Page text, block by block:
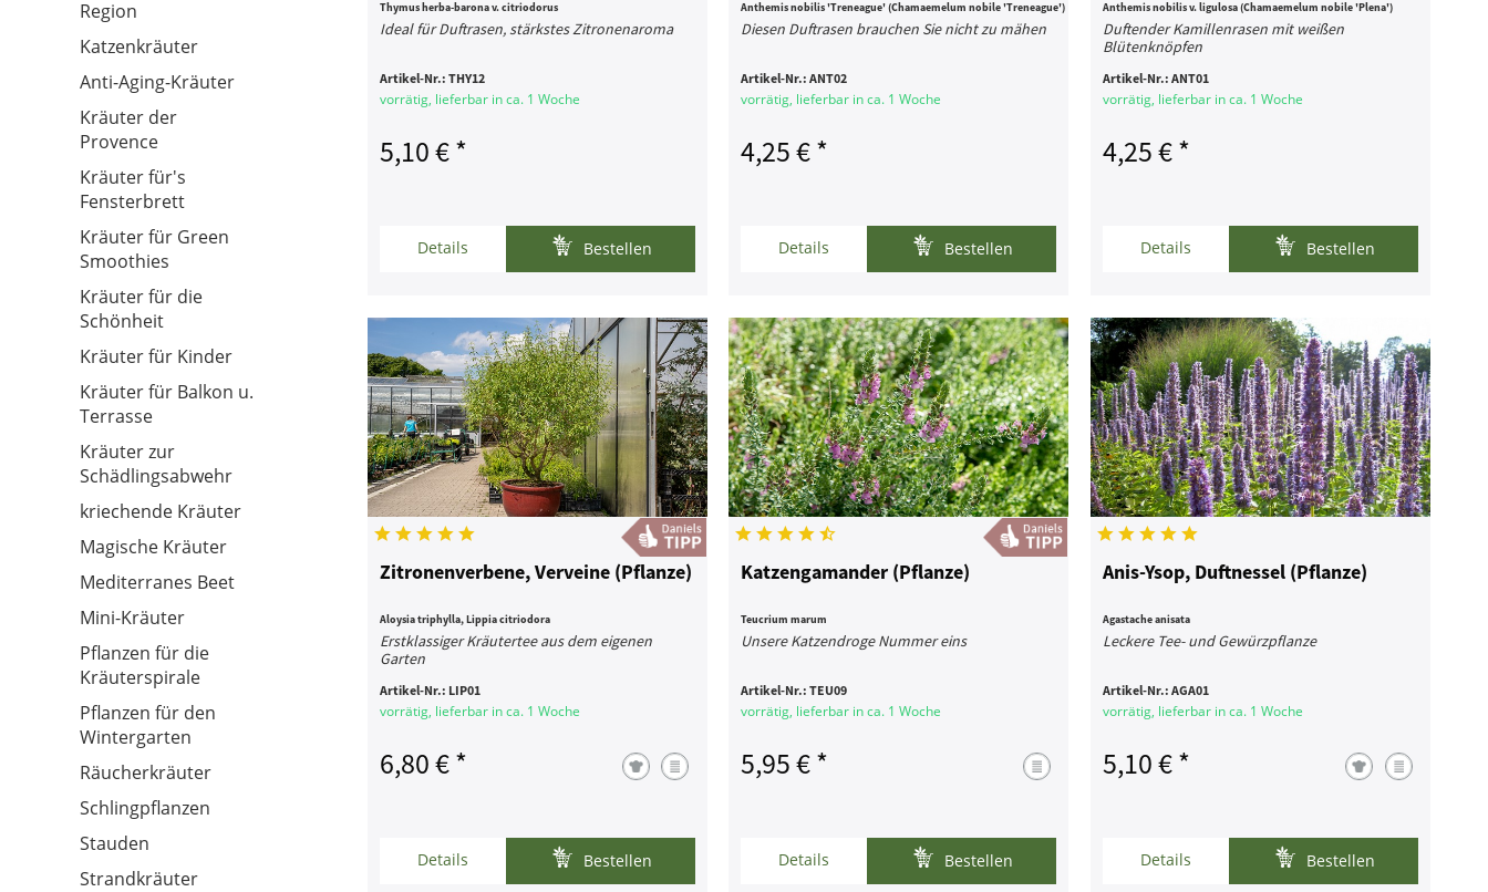
Region
Katzenkräuter
Anti-Aging-Kräuter
Kräuter der
Provence
Kräuter für's
Fensterbrett
Kräuter für Green
Smoothies
Kräuter für die
Schönheit
Kräuter für Kinder
Kräuter für Balkon u.
Terrasse
Kräuter zur
Schädlingsabwehr
kriechende Kräuter
Magische Kräuter
Mediterranes Beet
Mini-Kräuter
Pflanzen für die
Kräuterspirale
Pflanzen für den
Wintergarten
Räucherkräuter
Schlingpflanzen
Stauden
Strandkräuter
Thymus herba-barona v. citriodorus
Ideal für Duftrasen, stärkstes Zitronenaroma
Artikel-Nr.: THY12
vorrätig, lieferbar in ca. 1 Woche
5,10 € *
Details Bestellen
Anthemis nobilis 'Treneague' (Chamaemelum nobile 'Treneague')
Diesen Duftrasen brauchen Sie nicht zu mähen
Artikel-Nr.:ANT02
vorrätig, lieferbar in ca. 1 Woche
4,25 € *
Details Bestellen
Anthemis nobilis v. ligulosa (Chamaemelum nobile 'Plena')
Duftender Kamillenrasen mit weißen
Blütenknöpfen
Artikel-Nr.: ANT01
vorrätig, lieferbar in ca. 1 Woche
4,25 € *
Details Bestellen
Zitronenverbene, Verveine (Pflanze)
Aloysia triphylla, Lippia citriodora
Erstklassiger Kräutertee aus dem eigenen
Garten
Artikel-Nr.: LIP01
vorrätig, lieferbar in ca. 1 Woche
6,80 € *
Details Bestellen
Katzengamander (Pflanze)
Teucrium marum
Unsere Katzendroge Nummer eins
Artikel-Nr.:TEU09
vorrätig, lieferbar in ca. 1 Woche
5,95 € *
Details Bestellen
Anis-Ysop, Duftnessel (Pflanze)
Agastache anisata
Leckere Tee- und Gewürzpflanze
Artikel-Nr.: AGA01
vorrätig, lieferbar in ca. 1 Woche
5,10 € *
Details Bestellen